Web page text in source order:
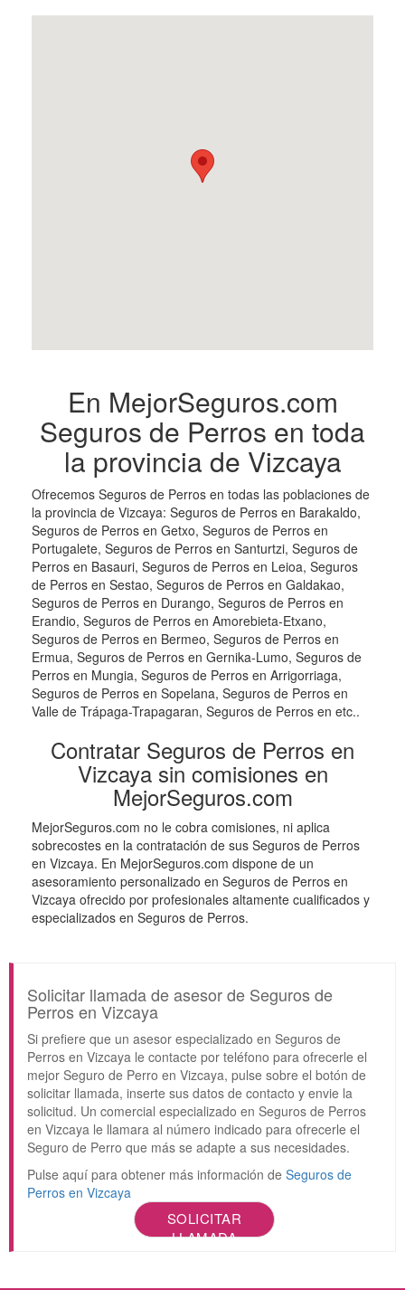
En MejorSeguros.com
Seguros de Perros en toda
la provincia de Vizcaya
Ofrecemos Seguros de Perros en todas las poblaciones de
la provincia de Vizcaya: Seguros de Perros en Barakaldo,
Seguros de Perros en Getxo, Seguros de Perros en
Portugalete, Seguros de Perros en Santurtzi, Seguros de
Perros en Basauri, Seguros de Perros en Leioa, Seguros
de Perros en Sestao, Seguros de Perros en Galdakao,
Seguros de Perros en Durango, Seguros de Perros en
Erandio, Seguros de Perros en Amorebieta-Etxano,
Seguros de Perros en Bermeo, Seguros de Perros en
Ermua, Seguros de Perros en Gernika-Lumo, Seguros de
Perros en Mungia, Seguros de Perros en Arrigorriaga,
Seguros de Perros en Sopelana, Seguros de Perros en
Valle de Trápaga-Trapagaran, Seguros de Perros en etc..
Contratar Seguros de Perros en
Vizcaya sin comisiones en
MejorSeguros.com
MejorSeguros.com no le cobra comisiones, ni aplica
sobrecostes en la contratación de sus Seguros de Perros
en Vizcaya. En MejorSeguros.com dispone de un
asesoramiento personalizado en Seguros de Perros en
Vizcaya ofrecido por profesionales altamente cualificados y
especializados en Seguros de Perros.
Solicitar llamada de asesor de Seguros de
Perros en Vizcaya
Si prefiere que un asesor especializado en Seguros de
Perros en Vizcaya le contacte por teléfono para ofrecerle el
mejor Seguro de Perro en Vizcaya, pulse sobre el botón de
solicitar llamada, inserte sus datos de contacto y envie la
solicitud. Un comercial especializado en Seguros de Perros
en Vizcaya le llamara al número indicado para ofrecerle el
Seguro de Perro que más se adapte a sus necesidades.
Pulse aquí para obtener más información de Seguros de
Perros en Vizcaya
SOLICITAR
LLAMADA